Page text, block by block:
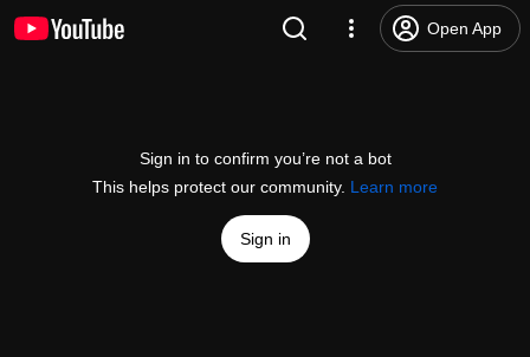
Open App
Sign in to confirm you’re not a bot
This helps protect our community. Learn more
Sign in